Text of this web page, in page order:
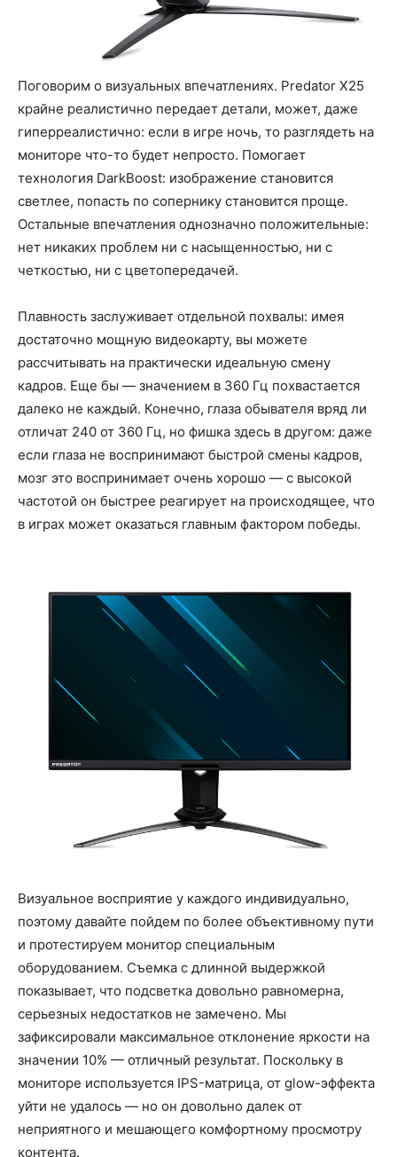
Поговорим о визуальных впечатлениях. Predator X25
крайне реалистично передает детали, может, даже
гиперреалистично: если в игре ночь, то разглядеть на
мониторе что-то будет непросто. Помогает
технология DarkBoost: изображение становится
светлее, попасть по сопернику становится проще.
Остальные впечатления однозначно положительные:
нет никаких проблем ни с насыщенностью, ни с
четкостью, ни с цветопередачей.
Плавность заслуживает отдельной похвалы: имея
достаточно мощную видеокарту, вы можете
рассчитывать на практически идеальную смену
кадров. Еще бы — значением в 360 Гц похвастается
далеко не каждый. Конечно, глаза обывателя вряд ли
отличат 240 от 360 Гц, но фишка здесь в другом: даже
если глаза не воспринимают быстрой смены кадров,
мозг это воспринимает очень хорошо — с высокой
частотой он быстрее реагирует на происходящее, что
в играх может оказаться главным фактором победы.
Визуальное восприятие у каждого индивидуально,
поэтому давайте пойдем по более объективному пути
и протестируем монитор специальным
оборудованием. Съемка с длинной выдержкой
показывает, что подсветка довольно равномерна,
серьезных недостатков не замечено. Мы
зафиксировали максимальное отклонение яркости на
значении 10% — отличный результат. Поскольку в
мониторе используется IPS-матрица, от glow-эффекта
уйти не удалось — но он довольно далек от
неприятного и мешающего комфортному просмотру
контента.